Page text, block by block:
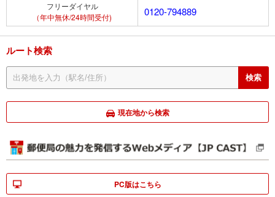
フリーダイヤル
（年中無休/24時間受付)
0120-794889
ルート検索
現在地から検索
PC版はこちら